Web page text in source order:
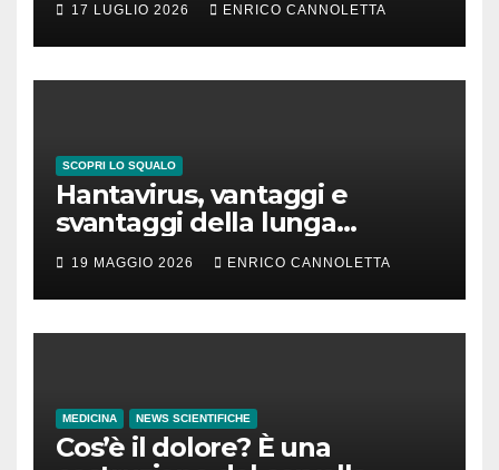
17 LUGLIO 2026 ENRICO CANNOLETTA
SCOPRI LO SQUALO
Hantavirus, vantaggi e
svantaggi della lunga
incubazione
19 MAGGIO 2026 ENRICO CANNOLETTA
MEDICINA NEWS SCIENTIFICHE
Cos’è il dolore? È una